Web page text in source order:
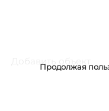
Продолжая
Добавить объект